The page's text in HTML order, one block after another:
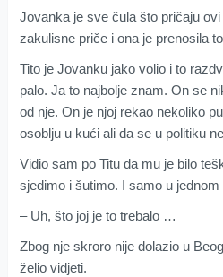
Jovanka je sve čula što pričaju
zakulisne priče i ona je prenosila
Tito je Jovanku jako volio i to
palo. Ja to najbolje znam. On se
od nje. On je njoj rekao nekoliko
osoblju u kući ali da se u politiku
Vidio sam po Titu da mu je bilo
sjedimo i šutimo. I samo u
– Uh, što joj je to trebalo …
Zbog nje skroro nije dolazio u
želio vidjeti.